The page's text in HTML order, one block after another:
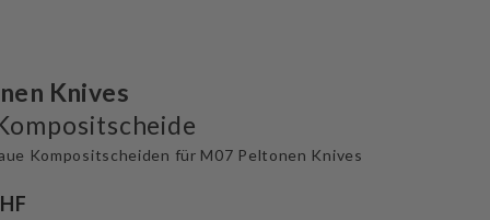
Knives
Kompositscheiden für M07 Peltonen Knives